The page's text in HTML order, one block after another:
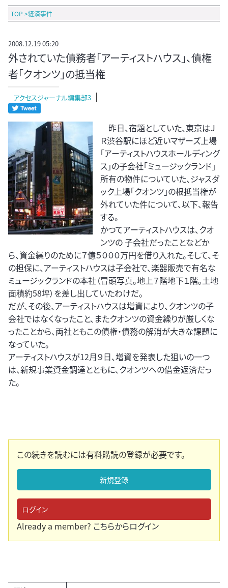
TOP >経済事件
2008.12.19 05:20
外されていた債務者「アーティストハウス」、債権
者「クオンツ」の抵当権
アクセスジャーナル編集部3
昨日、宿題としていた、東京はＪ
Ｒ渋谷駅にほど近いマザーズ上場
「アーティストハウスホールディング
ス」の子会社「ミュージックランド」
所有の物件についていた、ジャスダ
ック上場「クオンツ」の根抵当権が
外れていた件について、以下、報告
する。
かつてアーティストハウスは、クオ
ンツの 子会社だったことなどか
ら、資金繰りのために７億５０００万円を借り入れた。そして、そ
の担保に、アーティストハウスは子会社で、楽器販売で有名な
ミュージックランドの本社（冒頭写真。地上７階地下１階。土地
面積約58坪）を差し出していたわけだ。
だが、その後、アーティストハウスは増資により、クオンツの子
会社ではなくなったこと、またクオンツの資金繰りが厳しくな
ったことから、両社ともこの債権・債務の解消が大きな課題に
なっていた。
アーティストハウスが12月９日、増資を発表した狙いの一つ
は、新規事業資金調達とともに、クオンツへの借金返済だっ
た。
この続きを読むには有料購読の登録が必要です。
新規登録
ログイン
Already a member? こちらからログイン